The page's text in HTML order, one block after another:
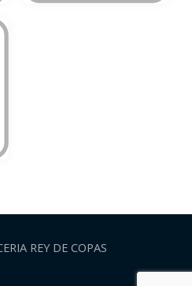
REY DE COPAS